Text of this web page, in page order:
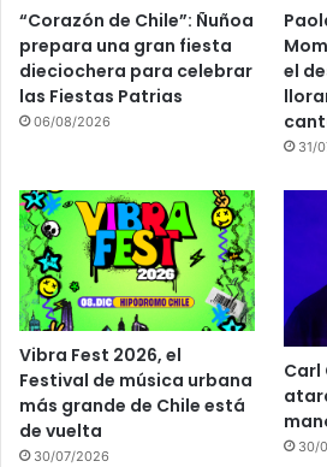
“Corazón de Chile”: Ñuñoa
prepara una gran fiesta
dieciochera para celebrar
las Fiestas Patrias
06/08/2026
el
31/
Vibra Fest 2026, el
Festival de música urbana
más grande de Chile está
de vuelta
30/07/2026
Carl
30/